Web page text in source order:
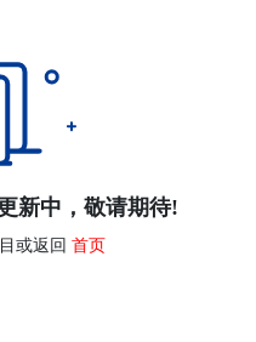
新中，敬请期待!
或返回 首页